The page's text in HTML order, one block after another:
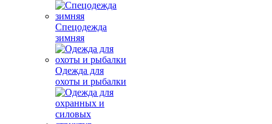
Спецодежда
зимняя
Одежда для
охоты и рыбалки